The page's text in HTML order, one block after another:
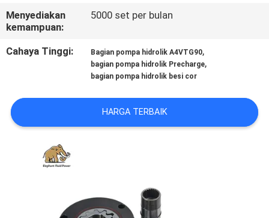
BERITA
KASUS
PRIVACY
POLICY
Menyediakan
kemampuan:
5000 set per bulan
Cahaya Tinggi: Bagian pompa hidrolik A4VTG90,
bagian pompa hidrolik Precharge,
bagian pompa hidrolik besi cor
HARGA TERBAIK